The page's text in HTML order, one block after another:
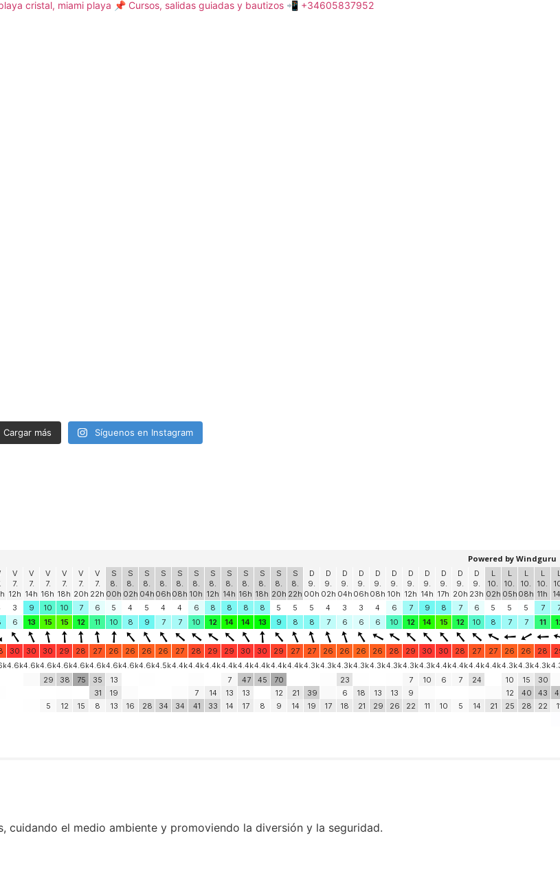
cristal, miami playa 📌 Cursos, salidas guiadas y bautizos 📲 +34605837952
Cargar más Síguenos en Instagram
el medio ambiente y promoviendo la diversión y la seguridad.